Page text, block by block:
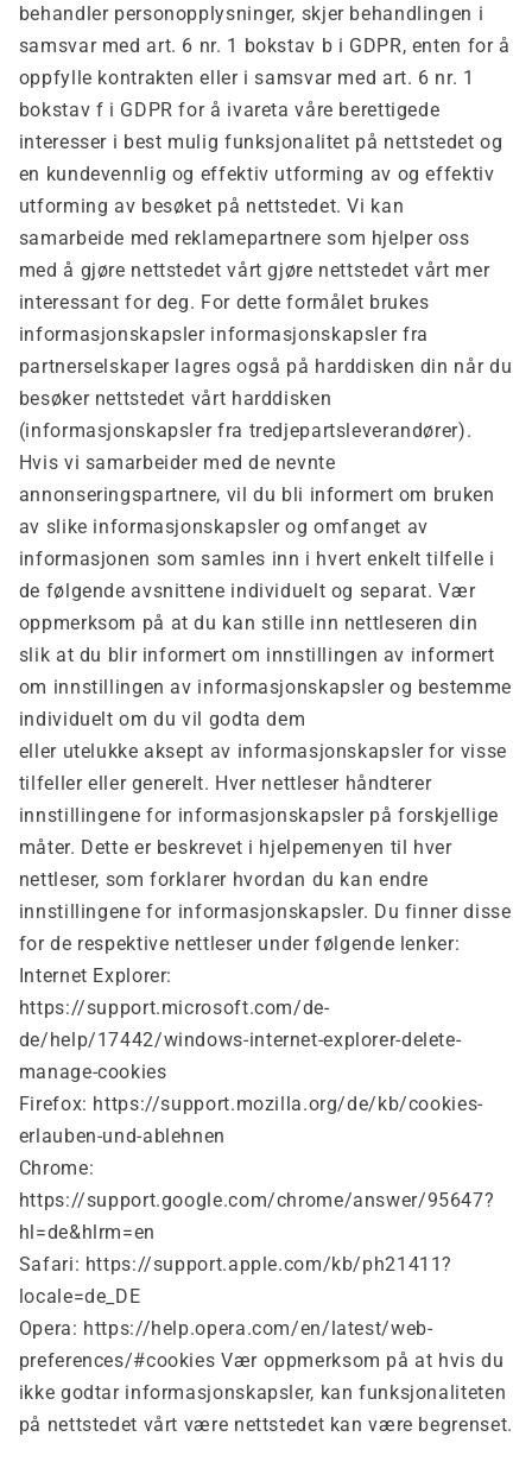
behandler personopplysninger, skjer behandlingen i
samsvar med art. 6 nr. 1 bokstav b i GDPR, enten for å
oppfylle kontrakten eller i samsvar med art. 6 nr. 1
bokstav f i GDPR for å ivareta våre berettigede
interesser i best mulig funksjonalitet på nettstedet og
en kundevennlig og effektiv utforming av og effektiv
utforming av besøket på nettstedet. Vi kan
samarbeide med reklamepartnere som hjelper oss
med å gjøre nettstedet vårt gjøre nettstedet vårt mer
interessant for deg. For dette formålet brukes
informasjonskapsler informasjonskapsler fra
partnerselskaper lagres også på harddisken din når du
besøker nettstedet vårt harddisken
(informasjonskapsler fra tredjepartsleverandører).
Hvis vi samarbeider med de nevnte
annonseringspartnere, vil du bli informert om bruken
av slike informasjonskapsler og omfanget av
informasjonen som samles inn i hvert enkelt tilfelle i
de følgende avsnittene individuelt og separat. Vær
oppmerksom på at du kan stille inn nettleseren din
slik at du blir informert om innstillingen av informert
om innstillingen av informasjonskapsler og bestemme
individuelt om du vil godta dem
eller utelukke aksept av informasjonskapsler for visse
tilfeller eller generelt. Hver nettleser håndterer
innstillingene for informasjonskapsler på forskjellige
måter. Dette er beskrevet i hjelpemenyen til hver
nettleser, som forklarer hvordan du kan endre
innstillingene for informasjonskapsler. Du finner disse
for de respektive nettleser under følgende lenker:
Internet Explorer:
https://support.microsoft.com/de-
de/help/17442/windows-internet-explorer-delete-
manage-cookies
Firefox: https://support.mozilla.org/de/kb/cookies-
erlauben-und-ablehnen
Chrome:
https://support.google.com/chrome/answer/95647?
hl=de&hlrm=en
Safari: https://support.apple.com/kb/ph21411?
locale=de_DE
Opera: https://help.opera.com/en/latest/web-
preferences/#cookies Vær oppmerksom på at hvis du
ikke godtar informasjonskapsler, kan funksjonaliteten
på nettstedet vårt være nettstedet kan være begrenset.